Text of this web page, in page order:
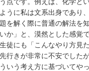
うに私は文系出身であり
を解く際に普通の解法を
か」と、漠然とした感覚
徒にも「こんなやり方見
行きが非常に不安でした
いう考え方に基づいてや